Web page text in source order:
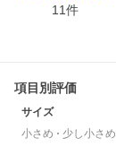
11件
項目別評価
サイズ
小さめ
少し小さめ